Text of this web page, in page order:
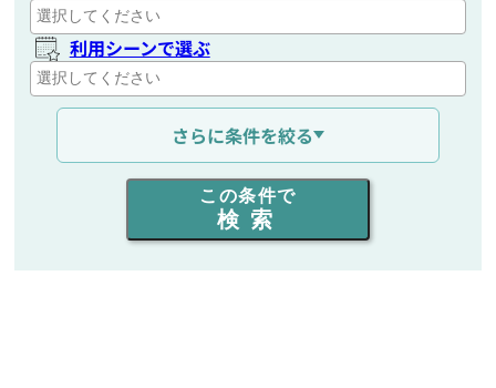
利用シーンで選ぶ
通信距離を選ぶ
出力を選ぶ
同時通話人数を選ぶ
さらに条件を絞る
この条件で
検索